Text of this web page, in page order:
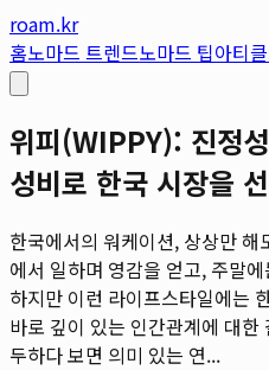
roam.kr
홈노마드 트렌드노마드 팁아티클
위피(WIPPY): 진정
성비로 한국 시장을
한국에서의 워케이션, 상상만
에서 일하며 영감을 얻고, 주말
하지만 이런 라이프스타일에는
바로 깊이 있는 인간관계에 대
두하다 보면 의미 있는 연...